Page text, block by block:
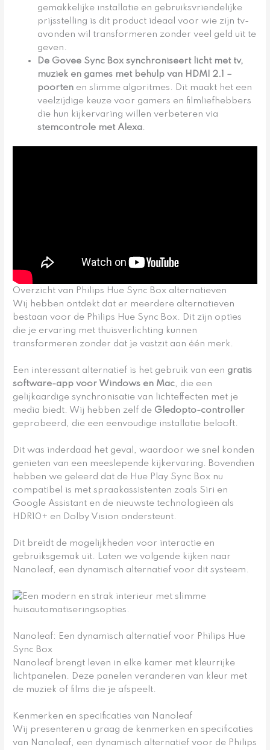
gemakkelijke installatie en gebruiksvriendelijke
prijsstelling is dit product ideaal voor wie zijn tv-
avonden wil transformeren zonder veel geld uit te
geven.
De Govee Sync Box synchroniseert licht met tv,
muziek en games met behulp van HDMI 2.1
–
poorten en slimme algoritmes. Dit maakt het een
veelzijdige keuze voor gamers en filmliefhebbers
die hun kijkervaring willen verbeteren via
stemcontrole met Alexa.
Overzicht van Philips Hue Sync Box alternatieven
Wij hebben ontdekt dat er meerdere alternatieven
bestaan voor de Philips Hue Sync Box. Dit zijn opties
die je ervaring met thuisverlichting kunnen
transformeren zonder dat je vastzit aan één merk.
Een interessant alternatief is het gebruik van een gratis
software-app voor Windows en Mac, die een
gelijkaardige synchronisatie van lichteffecten met je
media biedt. Wij hebben zelf de Gledopto-controller
geprobeerd, die een eenvoudige installatie belooft.
Dit was inderdaad het geval, waardoor we snel konden
genieten van een meeslepende kijkervaring. Bovendien
hebben we geleerd dat de Hue Play Sync Box nu
compatibel is met spraakassistenten zoals Siri en
Google Assistant en de nieuwste technologieën als
HDR10+ en Dolby Vision ondersteunt.
Dit breidt de mogelijkheden voor interactie en
gebruiksgemak uit. Laten we volgende kijken naar
Nanoleaf, een dynamisch alternatief voor dit systeem.
Nanoleaf: Een dynamisch alternatief voor Philips Hue
Sync Box
Nanoleaf brengt leven in elke kamer met kleurrijke
lichtpanelen. Deze panelen veranderen van kleur met
de muziek of films die je afspeelt.
Kenmerken en specificaties van Nanoleaf
Wij presenteren u graag de kenmerken en specificaties
van Nanoleaf, een dynamisch alternatief voor de Philips